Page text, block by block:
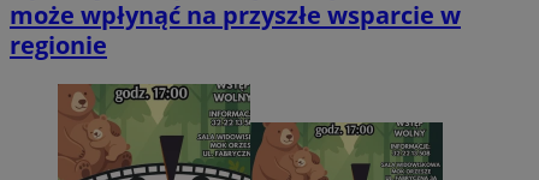
może wpłynąć na przyszłe wsparcie w
regionie